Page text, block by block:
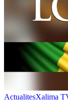
ActualitesXalima